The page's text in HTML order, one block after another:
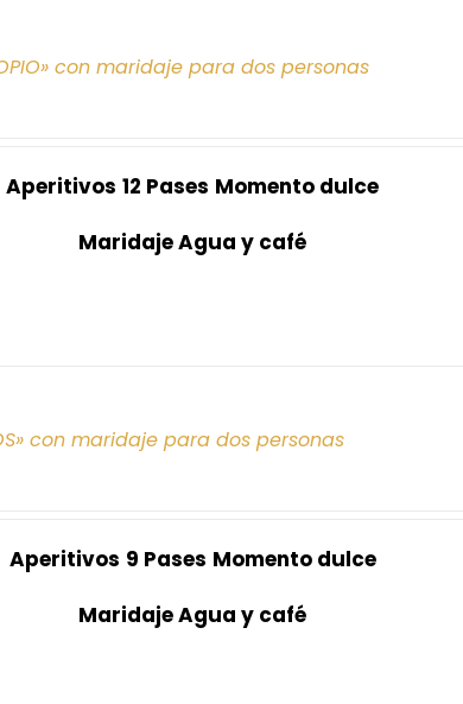
con maridaje para dos personas
Aperitivos 12 Pases Momento dulce
Maridaje Agua y café
con maridaje para dos personas
Aperitivos 9 Pases Momento dulce
Maridaje Agua y café